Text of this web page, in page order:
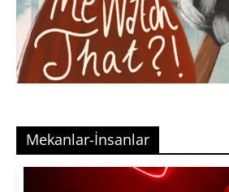
Mekanlar-İnsanlar